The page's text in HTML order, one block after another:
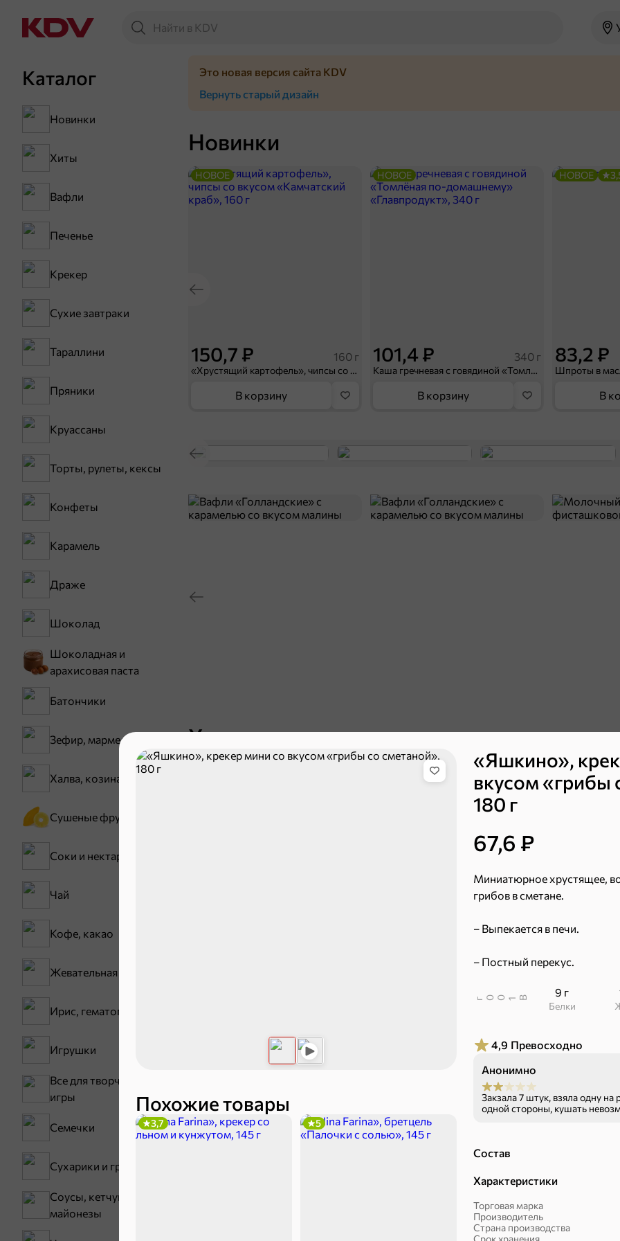
Похожие товары
3,7 5
«Яшкино»,
вкусом «грибы
180 г
67,6 ₽
Миниатюрное хрустящее,
грибов в сметане.
– Выпекается в печи.
– Постный перекус.
В
1 00
г
9 г
Белки
4,9 Превосходно
Анонимно
Закзала 7 штук, взяла одну на
одной стороны, кушать
Состав
Характеристики
Торговая марка
Производитель
Страна производства
Срок хранения
Каталог
Новинки
Хиты
Вафли
Печенье
Крекер
Сухие завтраки
Тараллини
Пряники
Круассаны
Торты, рулеты, кексы
Конфеты
Карамель
Драже
Шоколад
Шоколадная и
арахисовая паста
Батончики
Зефир, мармелад
Халва, козинаки
Сушеные фрукты
Соки и нектары
Чай
Кофе, какао
Жевательная резинка
Ирис, гематоген
Игрушки
Все для творчества,
игры
Семечки
Сухарики и гренки
Соусы, кетчупы,
майонезы
Новинки
150,7 ₽ 160 г
«Хрустящий картофель», чипсы со вкусом «Камчатский краб», 160 г
НОВОЕ
В корзину
101,4 ₽ 340 г
Каша гречневая с говядиной «Томлёная по-домашнему» «Главпродукт», 340 г
НОВОЕ
В корзину
83,2 ₽
Шпроты в
НОВОЕ
В
Хиты
«Nut&Go», батончик с миндалём, пеканом, карамелью, морской солью, 36 г
ХИТ 5
В
Сладости и десерты
Печенье
Вафли
Это новая версия сайта KDV
Вернуть старый дизайн